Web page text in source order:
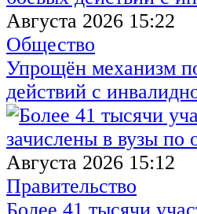
Августа 2026 15:22
Общество
Упрощён механизм
действий с
Августа 2026 15:12
Правительство